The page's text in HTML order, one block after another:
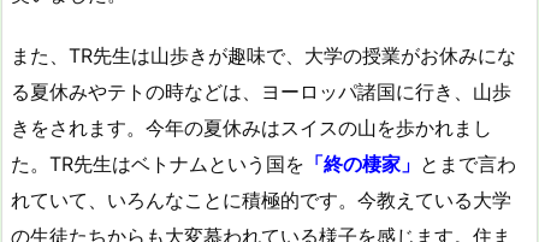
また、TR先生は山歩きが趣味で、大学の授業がお休みにな
る夏休みやテトの時などは、ヨーロッパ諸国に行き、山歩
きをされます。今年の夏休みはスイスの山を歩かれまし
た。TR先生はベトナムという国を 「終の棲家」 とまで言わ
れていて、いろんなことに積極的です。今教えている大学
の生徒たちからも大変慕われている様子を感じます。住ま